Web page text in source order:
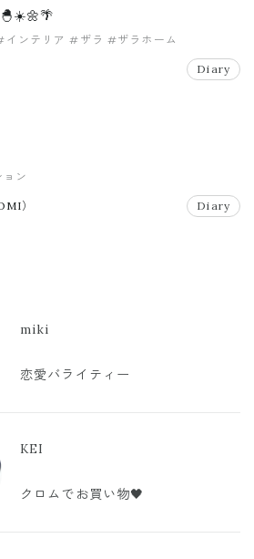
インテリア #ザラ #ザラホーム
Diary
ン
） Diary
miki
恋愛バライティー
KEI
クロムでお買い物🖤